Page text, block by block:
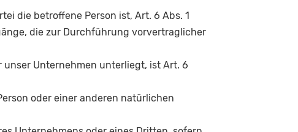
die betroffene Person ist, Art. 6 Abs. 1
die zur Durchführung vorvertraglicher
Unternehmen unterliegt, ist Art. 6
oder einer anderen natürlichen